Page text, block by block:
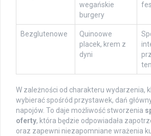
wegańskie
burgery
Bezglutenowe
Quinoowe
placek, krem z
dyni
W zależności od charakteru wydarzenia,
wybierać spośród przystawek, dań
napojów. To daje możliwość stworzenia
oferty, która będzie odpowiadała
oraz zapewni niezapomniane wrażenia